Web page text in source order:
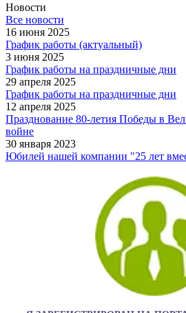
Новости
Все новости
16 июня 2025
График работы (актуальный)
3 июня 2025
График работы на праздничные дни
29 апреля 2025
График работы на праздничные дни
12 апреля 2025
Празднование 80-летия Победы в
войне
30 января 2023
Юбилей нашей компании "25 лет